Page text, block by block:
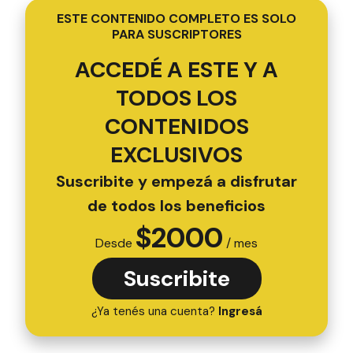
ESTE CONTENIDO COMPLETO ES SOLO
PARA SUSCRIPTORES
ACCEDÉ A ESTE Y A
TODOS LOS
CONTENIDOS
EXCLUSIVOS
Suscribite y empezá a disfrutar
de todos los beneficios
Desde $2000 / mes
Suscribite
¿Ya tenés una cuenta? Ingresá